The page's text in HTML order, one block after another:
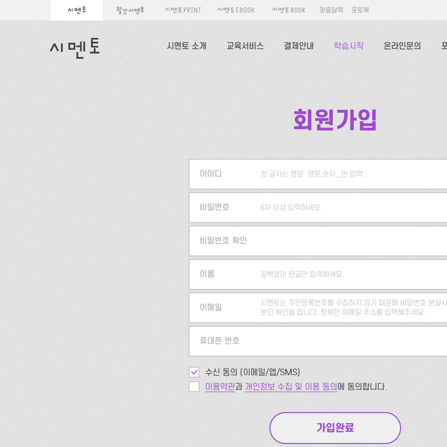
맞춤달력 포토북
시멘토 소개 교육서비스 결제안내 학습시작 온라인문의
회원가입
아이디 첫 글자는 영문. 영문,숫자,_만 입력.
5자 이상 입력하세요.
비밀번호 6자 이상 입력하세요.
비밀번호 확인
이름 공백없이 한글만 입력하세요.
이메일
시멘토는 주민등록번호를 수집하지 않기 때문에 비밀번호 분실
본인 확인을 합니다. 정확한 이메일 주소를 입력해주세요.
휴대폰 번호
수신 동의 (이메일/앱/SMS)
이용약관과 개인정보 수집 및 이용 동의에 동의합니다.